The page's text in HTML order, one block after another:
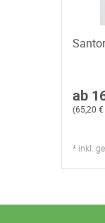
ab
(65,20
* inkl.